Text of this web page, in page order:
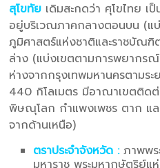
สุโขทัย เดิมสะกดว่า ศุโขไทย เ
อยู่บริเวณภาคกลางตอนบน (แ
ภูมิศาสตร์แห่งชาติและราชบัณ
ล่าง (แบ่งเขตตามการพยากร
ห่างจากกรุงเทพมหานครตามร
440 กิโลเมตร มีอาณาเขตติด
พิษณุโลก กำแพงเพชร ตาก แล
จากด้านเหนือ)
ตราประจำจังหวัด :ภาพพร